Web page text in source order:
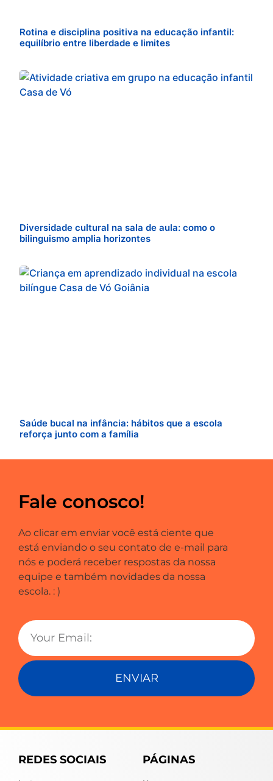
Rotina e disciplina positiva na educação infantil:
equilíbrio entre liberdade e limites
Diversidade cultural na sala de aula: como o
bilinguismo amplia horizontes
Saúde bucal na infância: hábitos que a escola
reforça junto com a família
Fale conosco!
Ao clicar em enviar você está ciente que
está enviando o seu contato de e-mail para
nós e poderá receber respostas da nossa
equipe e também novidades da nossa
escola. : )
ENVIAR
REDES SOCIAIS PÁGINAS